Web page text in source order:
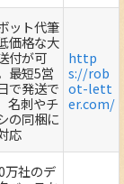
ット代筆
価格な大
付が可
最短5営
で発送で
名刺やチ
の同梱に
応
http
s://rob
ot-lett
er.com/
万社のデ